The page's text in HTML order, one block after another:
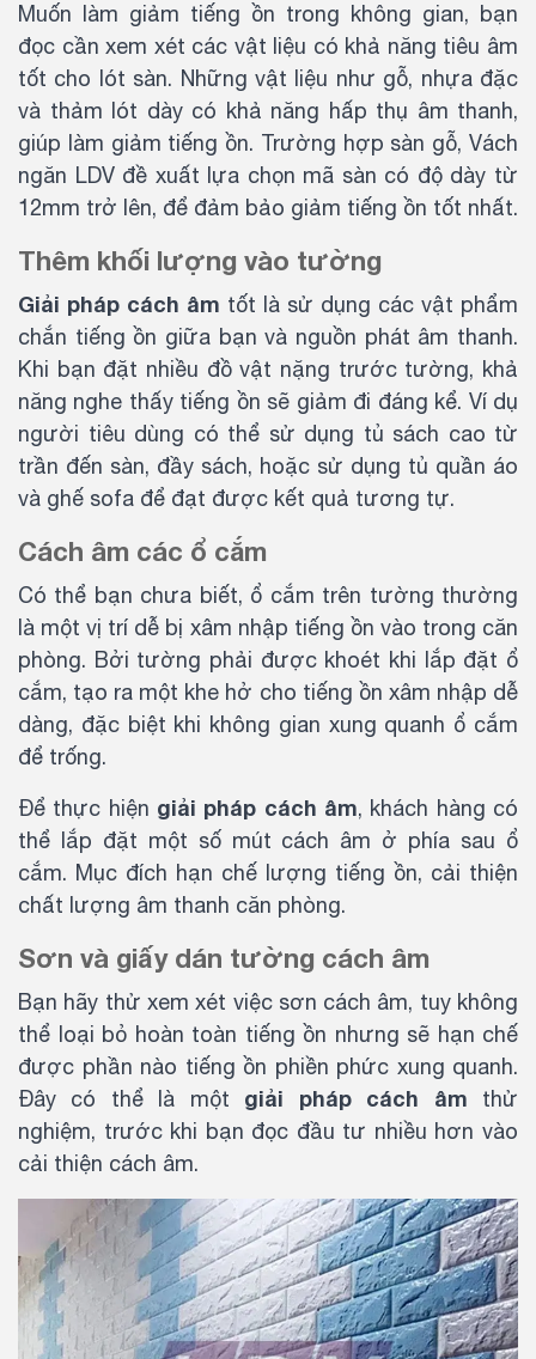
Muốn làm giảm tiếng ồn trong không gian, bạn
đọc cần xem xét các vật liệu có khả năng tiêu âm
tốt cho lót sàn. Những vật liệu như gỗ, nhựa đặc
và thảm lót dày có khả năng hấp thụ âm thanh,
giúp làm giảm tiếng ồn. Trường hợp sàn gỗ, Vách
ngăn LDV đề xuất lựa chọn mã sàn có độ dày từ
12mm trở lên, để đảm bảo giảm tiếng ồn tốt nhất.
Thêm khối lượng vào tường
Giải pháp cách âm tốt là sử dụng các vật phẩm
chắn tiếng ồn giữa bạn và nguồn phát âm thanh.
Khi bạn đặt nhiều đồ vật nặng trước tường, khả
năng nghe thấy tiếng ồn sẽ giảm đi đáng kể. Ví dụ
người tiêu dùng có thể sử dụng tủ sách cao từ
trần đến sàn, đầy sách, hoặc sử dụng tủ quần áo
và ghế sofa để đạt được kết quả tương tự.
Cách âm các ổ cắm
Có thể bạn chưa biết, ổ cắm trên tường thường
là một vị trí dễ bị xâm nhập tiếng ồn vào trong căn
phòng. Bởi tường phải được khoét khi lắp đặt ổ
cắm, tạo ra một khe hở cho tiếng ồn xâm nhập dễ
dàng, đặc biệt khi không gian xung quanh ổ cắm
để trống.
Để thực hiện giải pháp cách âm, khách hàng có
thể lắp đặt một số mút cách âm ở phía sau ổ
cắm. Mục đích hạn chế lượng tiếng ồn, cải thiện
chất lượng âm thanh căn phòng.
Sơn và giấy dán tường cách âm
Bạn hãy thử xem xét việc sơn cách âm, tuy không
thể loại bỏ hoàn toàn tiếng ồn nhưng sẽ hạn chế
được phần nào tiếng ồn phiền phức xung quanh.
Đây có thể là một giải pháp cách âm thử
nghiệm, trước khi bạn đọc đầu tư nhiều hơn vào
cải thiện cách âm.